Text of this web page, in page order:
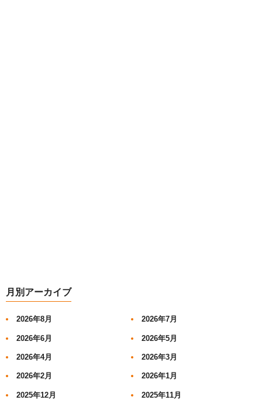
月別アーカイブ
2026年8月 2026年7月
2026年6月 2026年5月
2026年4月 2026年3月
2026年2月 2026年1月
2025年12月 2025年11月